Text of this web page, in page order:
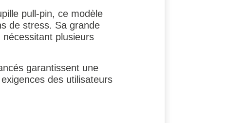
pull-pin, ce modèle
de stress. Sa grande
plusieurs
garantissent une
des utilisateurs